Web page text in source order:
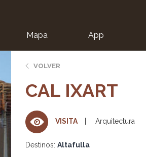
Mapa App
VOLVER
CAL IXART
VISITA Arquitectura
Destinos: Altafulla